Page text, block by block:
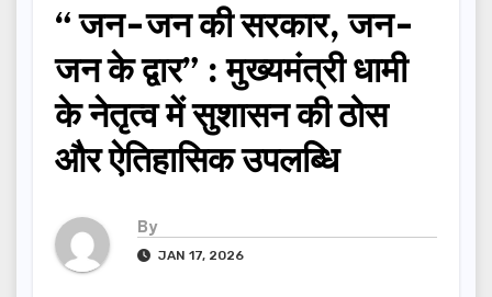
“ जन-जन की सरकार, जन-
जन के द्वार” : मुख्यमंत्री धामी
के नेतृत्व में सुशासन की ठोस
और ऐतिहासिक उपलब्धि
By
JAN 17, 2026